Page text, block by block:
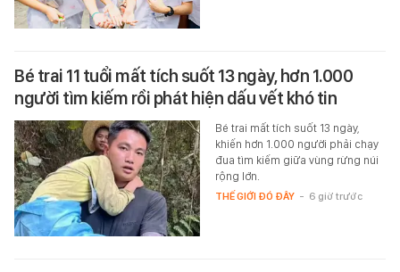
Bé trai 11 tuổi mất tích suốt 13 ngày, hơn 1.000
người tìm kiếm rồi phát hiện dấu vết khó tin
Bé trai mất tích suốt 13 ngày,
khiến hơn 1.000 người phải chạy
đua tìm kiếm giữa vùng rừng núi
rộng lớn.
THẾ GIỚI ĐÓ ĐÂY - 6 giờ trước